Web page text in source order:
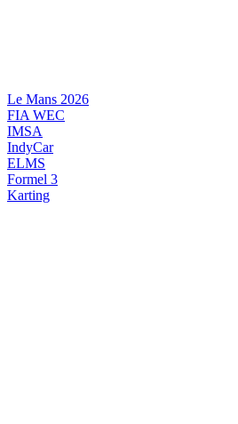
Le Mans 2026
FIA WEC
IMSA
IndyCar
ELMS
Formel 3
Karting